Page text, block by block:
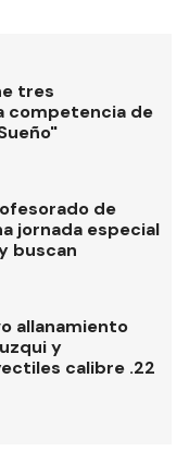
tres
competencia de
de
jornada especial
buscan
allanamiento
y
calibre .22